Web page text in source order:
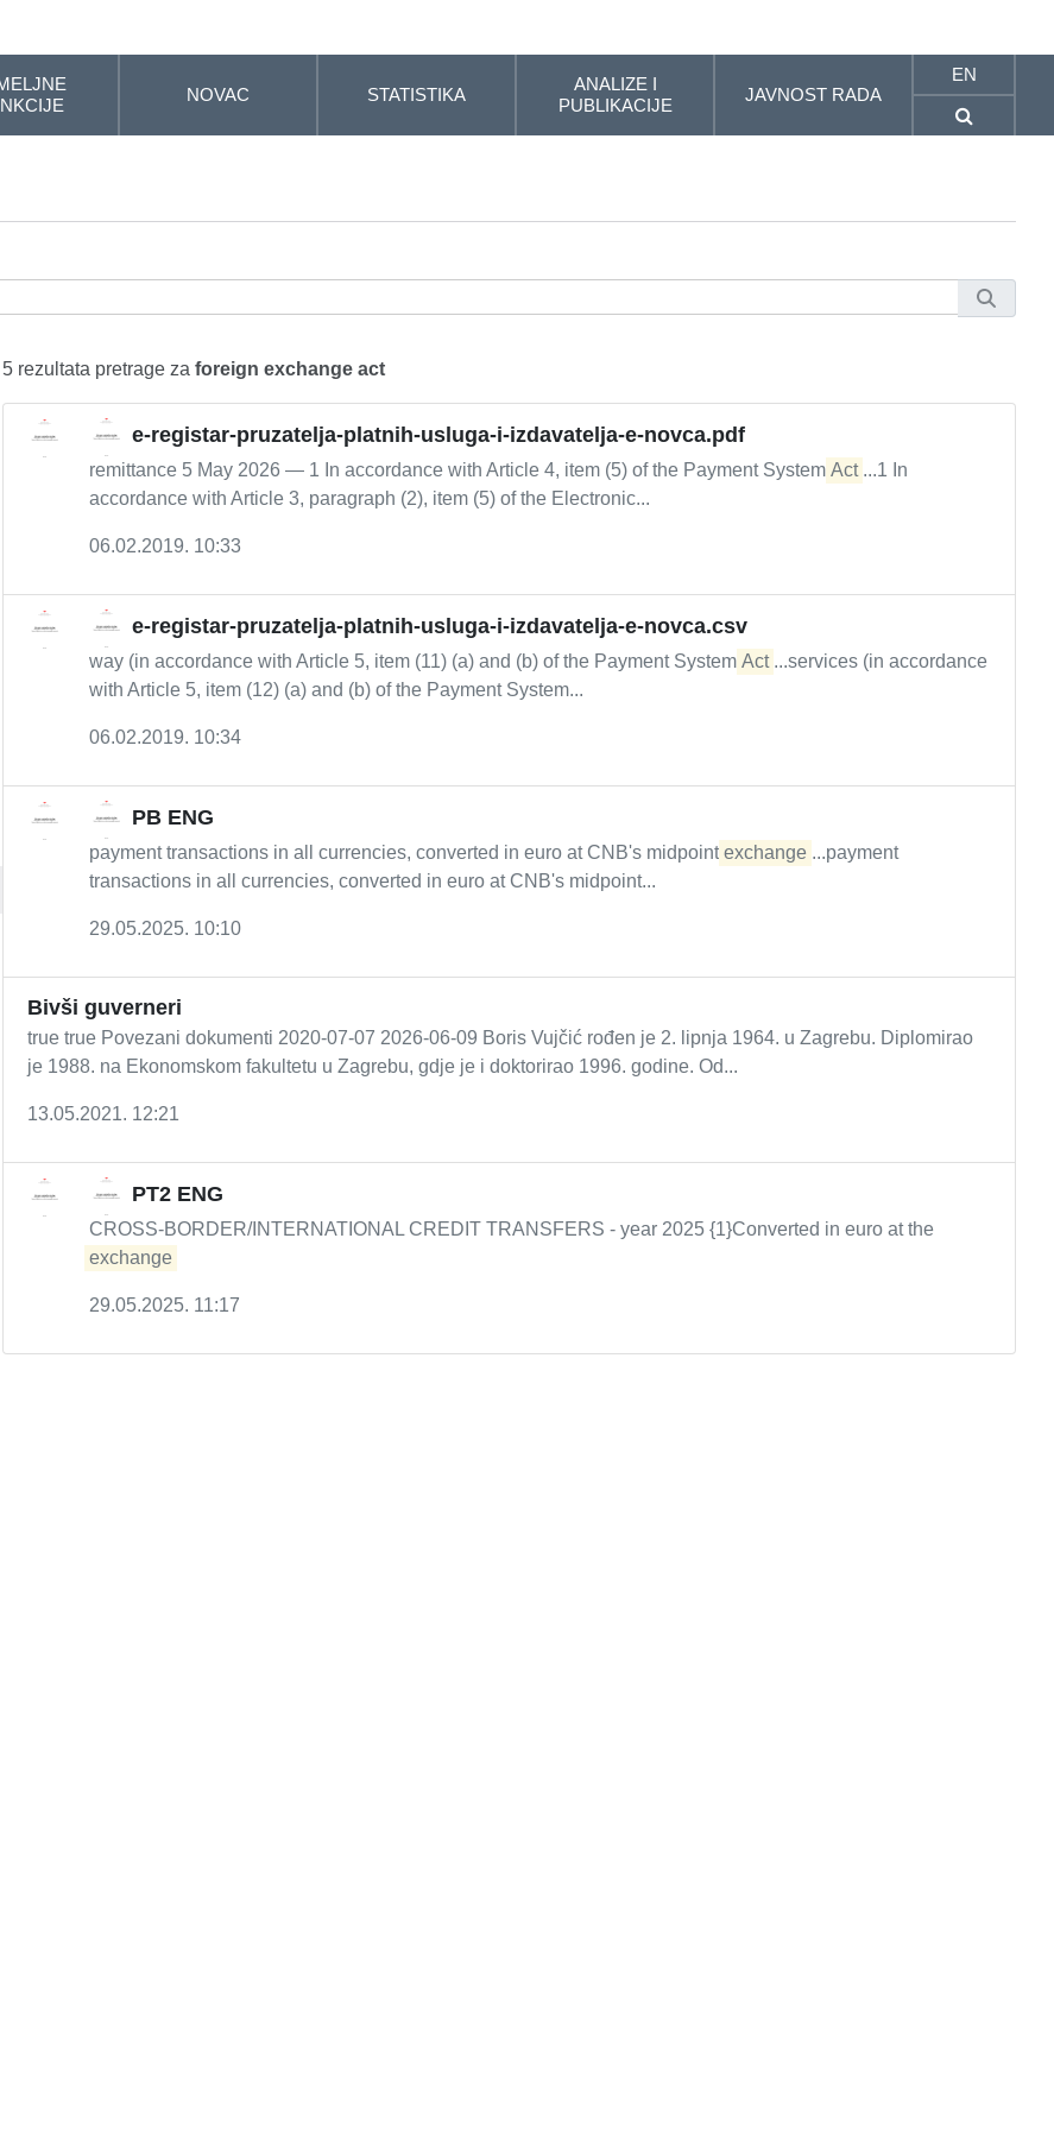
NOVAC STATISTIKA
ANALIZE I
PUBLIKACIJE
JAVNOST RADA
EN
5 rezultata pretrage za foreign exchange act
e-registar-pruzatelja-platnih-usluga-i-izdavatelja-e-novca.pdf
remittance 5 May 2026 — 1 In accordance with Article 4, item (5) of the Payment System Act ...1 In
accordance with Article 3, paragraph (2), item (5) of the Electronic...
06.02.2019. 10:33
e-registar-pruzatelja-platnih-usluga-i-izdavatelja-e-novca.csv
way (in accordance with Article 5, item (11) (a) and (b) of the Payment System Act ...services (in accordance
with Article 5, item (12) (a) and (b) of the Payment System...
06.02.2019. 10:34
PB ENG
payment transactions in all currencies, converted in euro at CNB's midpoint exchange ...payment
transactions in all currencies, converted in euro at CNB's midpoint...
29.05.2025. 10:10
Bivši guverneri
true true Povezani dokumenti 2020-07-07 2026-06-09 Boris Vujčić rođen je 2. lipnja 1964. u Zagrebu. Diplomirao
je 1988. na Ekonomskom fakultetu u Zagrebu, gdje je i doktorirao 1996. godine. Od...
13.05.2021. 12:21
PT2 ENG
CROSS-BORDER/INTERNATIONAL CREDIT TRANSFERS - year 2025 {1}Converted in euro at the
exchange
29.05.2025. 11:17